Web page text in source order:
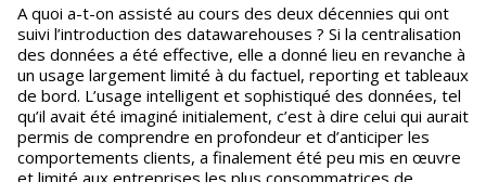
A quoi a-t-on assisté au cours des deux décennies qui ont
suivi l’introduction des datawarehouses ? Si la centralisation
des données a été effective, elle a donné lieu en revanche à
un usage largement limité à du factuel, reporting et tableaux
de bord. L’usage intelligent et sophistiqué des données, tel
qu’il avait été imaginé initialement, c’est à dire celui qui aurait
permis de comprendre en profondeur et d’anticiper les
comportements clients, a finalement été peu mis en œuvre
et limité aux entreprises les plus consommatrices de